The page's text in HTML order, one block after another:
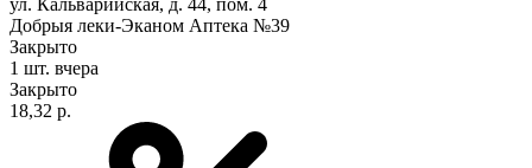
Добрыя леки-Эканом Аптека №39
Закрыто
1 шт. вчера
Закрыто
18,32 р.